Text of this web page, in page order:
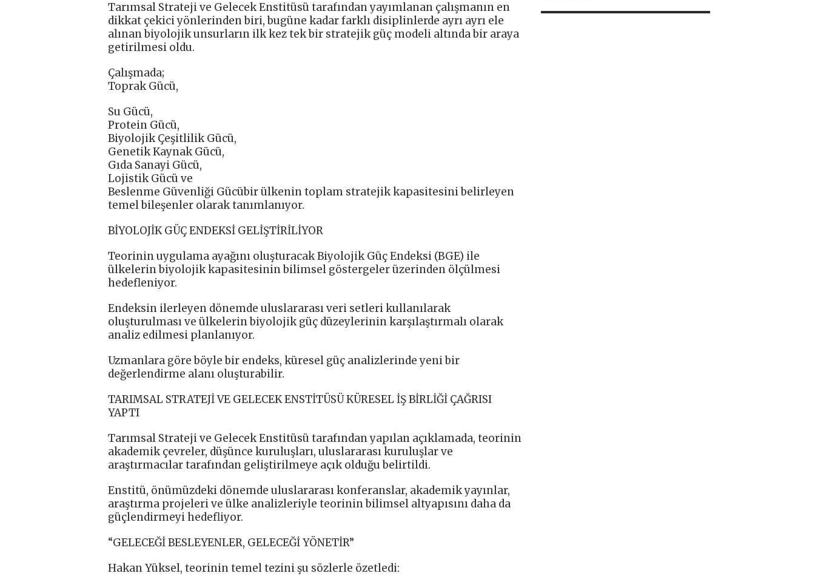
Tarımsal Strateji ve Gelecek Enstitüsü tarafından yayımlanan çalışmanın en
dikkat çekici yönlerinden biri, bugüne kadar farklı disiplinlerde ayrı ayrı ele
alınan biyolojik unsurların ilk kez tek bir stratejik güç modeli altında bir araya
getirilmesi oldu.
Çalışmada;
Toprak Gücü,
Su Gücü,
Protein Gücü,
Biyolojik Çeşitlilik Gücü,
Genetik Kaynak Gücü,
Gıda Sanayi Gücü,
Lojistik Gücü ve
Beslenme Güvenliği Gücübir ülkenin toplam stratejik kapasitesini belirleyen
temel bileşenler olarak tanımlanıyor.
BİYOLOJİK GÜÇ ENDEKSİ GELİŞTİRİLİYOR
Teorinin uygulama ayağını oluşturacak Biyolojik Güç Endeksi (BGE) ile
ülkelerin biyolojik kapasitesinin bilimsel göstergeler üzerinden ölçülmesi
hedefleniyor.
Endeksin ilerleyen dönemde uluslararası veri setleri kullanılarak
oluşturulması ve ülkelerin biyolojik güç düzeylerinin karşılaştırmalı olarak
analiz edilmesi planlanıyor.
Uzmanlara göre böyle bir endeks, küresel güç analizlerinde yeni bir
değerlendirme alanı oluşturabilir.
TARIMSAL STRATEJİ VE GELECEK ENSTİTÜSÜ KÜRESEL İŞ BİRLİĞİ ÇAĞRISI
YAPTI
Tarımsal Strateji ve Gelecek Enstitüsü tarafından yapılan açıklamada, teorinin
akademik çevreler, düşünce kuruluşları, uluslararası kuruluşlar ve
araştırmacılar tarafından geliştirilmeye açık olduğu belirtildi.
Enstitü, önümüzdeki dönemde uluslararası konferanslar, akademik yayınlar,
araştırma projeleri ve ülke analizleriyle teorinin bilimsel altyapısını daha da
güçlendirmeyi hedefliyor.
“GELECEĞİ BESLEYENLER, GELECEĞİ YÖNETİR”
Hakan Yüksel, teorinin temel tezini şu sözlerle özetledi: